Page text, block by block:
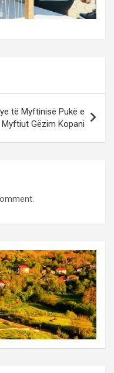
të Myftinisë Pukë e
Myftiut Gëzim Kopani